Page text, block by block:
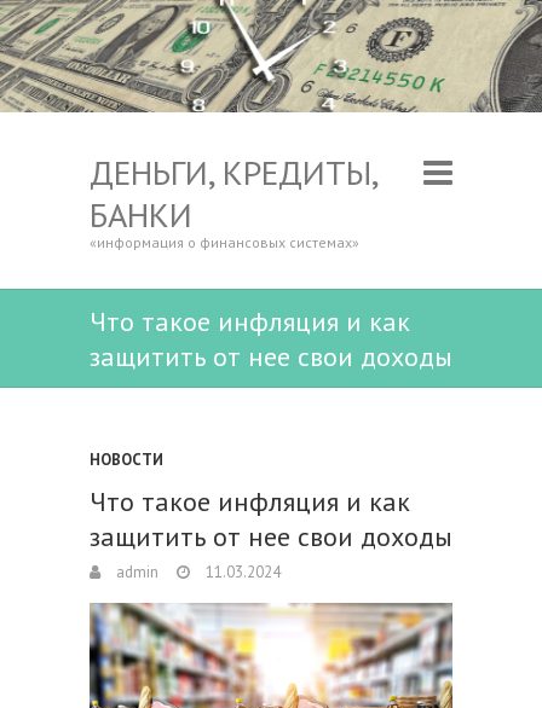
ДЕНЬГИ, КРЕДИТЫ,
БАНКИ
«информация о финансовых системах»
Что такое инфляция и как
защитить от нее свои доходы
НОВОСТИ
Что такое инфляция и как
защитить от нее свои доходы
admin 11.03.2024